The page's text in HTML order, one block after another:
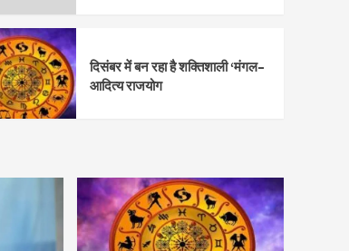
दिसंबर में बन रहा है शक्तिशाली ‘मंगल–
आदित्य राजयोग